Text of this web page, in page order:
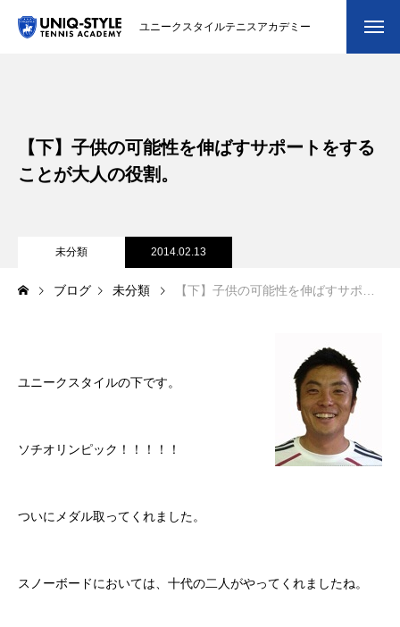
ユニークスタイルテニスアカデミー
スクール紹介・コーチ紹介
ブログ
アクセス
会員専用ページ
アクセス
【下】子供の可能性を伸ばすサポートをする
ことが大人の役割。
未分類 2014.02.13
ブログ 未分類 【下】子供の可能性を伸ばすサポートをすることが大人の役割。
ユニークスタイルの下です。
ソチオリンピック！！！！！
ついにメダル取ってくれました。
スノーボードにおいては、十代の二人がやってくれましたね。